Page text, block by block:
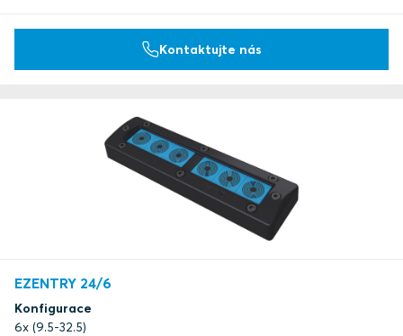
Kontaktujte nás
EZENTRY 24/6
Konfigurace
6x (9.5-32.5)